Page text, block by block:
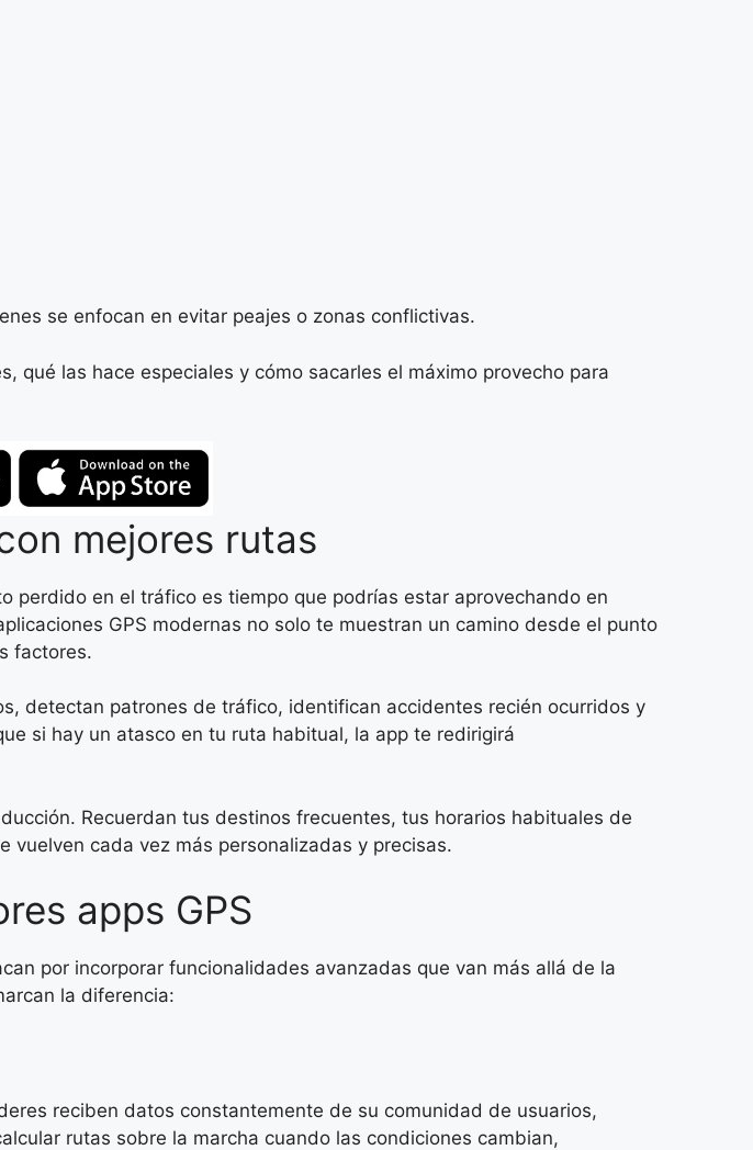
se enfocan en evitar peajes o zonas conflictivas.
qué las hace especiales y cómo sacarles el máximo provecho para
mejores rutas
perdido en el tráfico es tiempo que podrías estar aprovechando en
GPS modernas no solo te muestran un camino desde el punto
factores.
detectan patrones de tráfico, identifican accidentes recién ocurridos y
si hay un atasco en tu ruta habitual, la app te redirigirá
Recuerdan tus destinos frecuentes, tus horarios habituales de
vuelven cada vez más personalizadas y precisas.
apps GPS
por incorporar funcionalidades avanzadas que van más allá de la
la diferencia:
reciben datos constantemente de su comunidad de usuarios,
rutas sobre la marcha cuando las condiciones cambian,